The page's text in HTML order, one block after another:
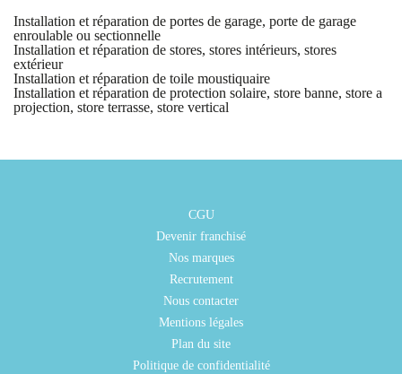
Installation et réparation de portes de garage, porte de garage
enroulable ou sectionnelle
Installation et réparation de stores, stores intérieurs, stores
extérieur
Installation et réparation de toile moustiquaire
Installation et réparation de protection solaire, store banne, store a
projection, store terrasse, store vertical
CGU
Devenir franchisé
Nos marques
Recrutement
Nous contacter
Mentions légales
Plan du site
Politique de confidentialité